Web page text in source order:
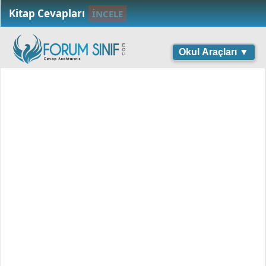
Kitap Cevapları İNCELE
Okul Araçları ▼